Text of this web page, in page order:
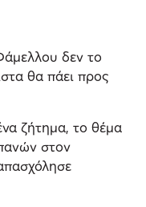
δεν το
θα πάει προς
ζήτημα, το θέμα
στον